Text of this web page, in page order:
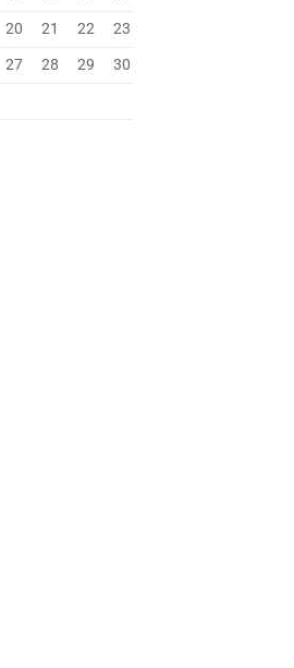
20 21 22
23
27 28 29
30